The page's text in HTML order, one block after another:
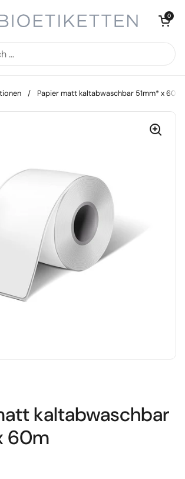
Warenkorb
0
/ Papier matt kaltabwaschbar 51mm* x 60m
kaltabwaschbar
60m